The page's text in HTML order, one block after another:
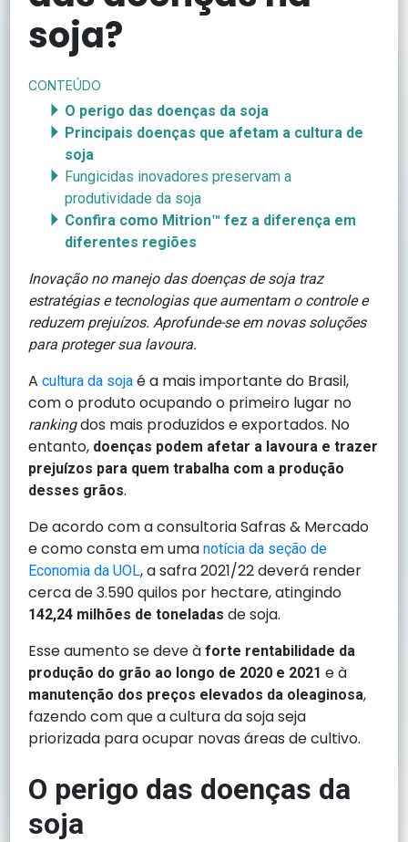
soja?
CONTEÚDO
O perigo das doenças da soja
Principais doenças que afetam a cultura de
soja
Fungicidas inovadores preservam a
produtividade da soja
Confira como Mitrion™ fez a diferença em
diferentes regiões
Inovação no manejo das doenças de soja traz
estratégias e tecnologias que aumentam o controle e
reduzem prejuízos. Aprofunde-se em novas soluções
para proteger sua lavoura.
Acultura da soja é a mais importante do Brasil,
com o produto ocupando o primeiro lugar no
rankingdos mais produzidos e exportados. No
entanto, doenças podem afetar a lavoura e trazer
prejuízos para quem trabalha com a produção
desses grãos.
De acordo com a consultoria Safras & Mercado
e como consta em umanotícia da seção de
Economia da UOL, a safra 2021/22 deverá render
cerca de 3.590 quilos por hectare, atingindo
142,24 milhões de toneladas de soja.
Esse aumento se deve àforte rentabilidade da
produção do grão ao longo de 2020 e 2021 e à
manutenção dos preços elevados da oleaginosa,
fazendo com que a cultura da soja seja
priorizada para ocupar novas áreas de cultivo.
O perigo das doenças da
soja